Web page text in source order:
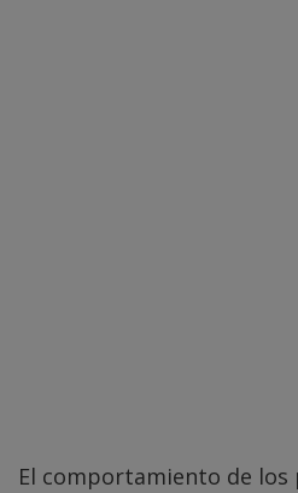
El comportamiento de los